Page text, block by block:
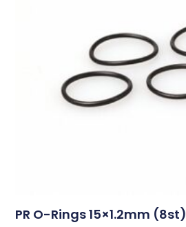
PR O-Rings 15×1.2mm (8st)